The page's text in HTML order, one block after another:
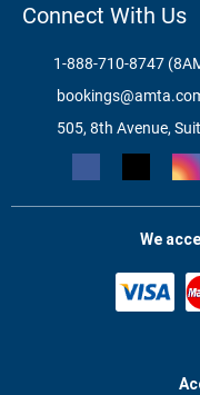
Connect With Us
1-888-710-8747
505, 8th Avenue,
We